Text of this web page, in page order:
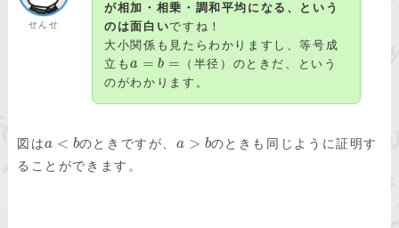
せんせ
が相加・相乗・調和平均になる、という
のは面白いですね！
大小関係も見たらわかりますし、等号成
立もa = b =
（半径）のときだ、という
のがわかります。
図はa < bのときですが、a > bのときも同じように証明す
ることができます。